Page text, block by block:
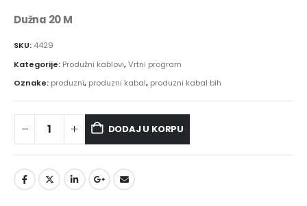
Dužna 20 M
SKU: 4429
Kategorije: Produžni kablovi,Vrtni program
Oznake: produzni, produzni kabal, produzni kabal bih
DODAJ U KORPU